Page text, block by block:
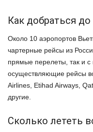
Как добраться
Около 10 аэропортов
чартерные рейсы из
прямые перелеты, так и
осуществляющие рейсы
Airlines, Etihad Airways,
другие.
Сколько лететь